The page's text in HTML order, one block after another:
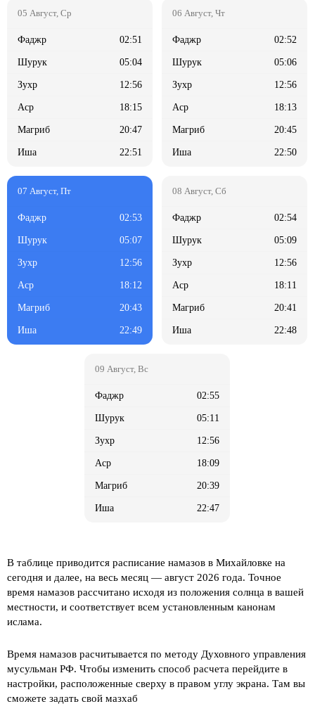
02:51
05:04
12:56
18:15
20:47
22:51
02:52
05:06
12:56
18:13
20:45
22:50
02:53
05:07
12:56
18:12
20:43
22:49
02:54
05:09
12:56
18:11
20:41
22:48
02:55
05:11
12:56
18:09
20:39
22:47
В таблице приводится расписание намазов в Михайловке на
сегодня и далее, на весь месяц — август 2026 года. Точное
время намазов рассчитано исходя из положения солнца в вашей
местности, и соответствует всем установленным канонам
ислама.
Время намазов расчитывается по методу Духовного управления
мусульман РФ. Чтобы изменить способ расчета перейдите в
настройки, расположенные сверху в правом углу экрана. Там вы
сможете задать свой мазхаб